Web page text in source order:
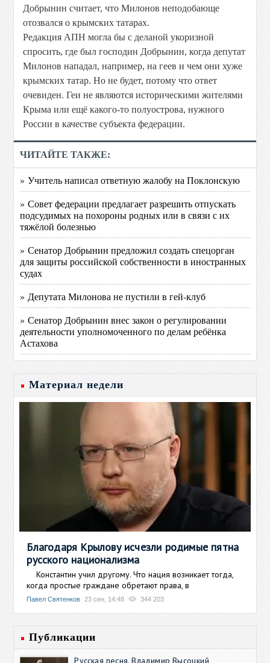
Добрынин считает, что Милонов неподобающе
отозвался о крымских татарах.
Редакция АПН могла бы с деланой укоризной
спросить, где был господин Добрынин, когда депутат
Милонов нападал, например, на геев и чем они хуже
крымских татар. Но не будет, потому что ответ
очевиден. Геи не являются историческими жителями
Крыма или ещё какого-то полуострова, нужного
России в качестве субъекта федерации.
ЧИТАЙТЕ ТАКЖЕ:
» Учитель написал ответную жалобу на Поклонскую
» Совет федерации предлагает разрешить отпускать
подсудимых на похороны родных или в связи с их
тяжёлой болезнью
» Сенатор Добрынин предложил создать спецорган
для защиты российской собственности в иностранных
судах
» Депутата Милонова не пустили в гей-клуб
» Сенатор Добрынин внес закон о регулировании
деятельности уполномоченного по делам ребёнка
Астахова
Материал недели
Благодаря Крылову исчезли родимые пятна
русского национализма
Константин учил другому. Что нация возникает тогда,
когда простые граждане обретают права, в
Павел Святенков 23 сен, 14:48 344 203
Публикации
Русская песня. Владимир Высоцкий